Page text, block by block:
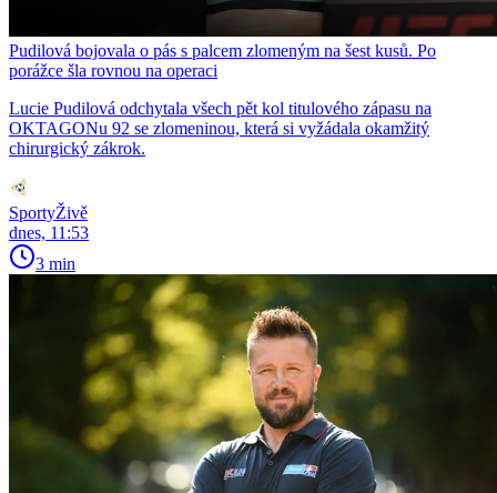
Pudilová bojovala o pás s palcem zlomeným na šest kusů. Po
porážce šla rovnou na operaci
Lucie Pudilová odchytala všech pět kol titulového zápasu na
OKTAGONu 92 se zlomeninou, která si vyžádala okamžitý
chirurgický zákrok.
SportyŽivě
dnes, 11:53
3 min